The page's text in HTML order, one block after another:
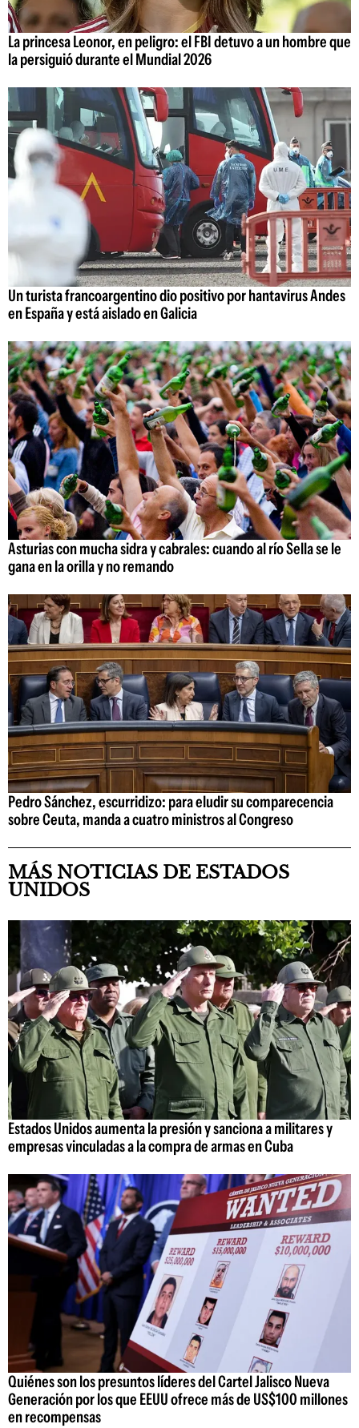
La princesa Leonor, en peligro: el FBI detuvo a un hombre que
la persiguió durante el Mundial 2026
Un turista francoargentino dio positivo por hantavirus Andes
en España y está aislado en Galicia
Asturias con mucha sidra y cabrales: cuando al río Sella se le
gana en la orilla y no remando
Pedro Sánchez, escurridizo: para eludir su comparecencia
sobre Ceuta, manda a cuatro ministros al Congreso
MÁS NOTICIAS DE ESTADOS
UNIDOS
Estados Unidos aumenta la presión y sanciona a militares y
empresas vinculadas a la compra de armas en Cuba
Quiénes son los presuntos líderes del Cartel Jalisco Nueva
Generación por los que EEUU ofrece más de US$100 millones
en recompensas